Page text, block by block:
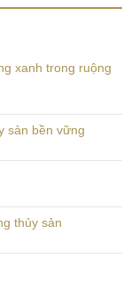
xanh trong ruộng
sản bền vững
thủy sản